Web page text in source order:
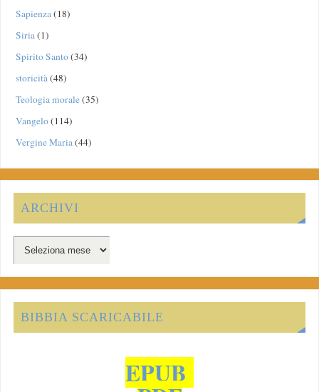
Sapienza(18)
Siria(1)
Spirito Santo(34)
storicità(48)
Teologia morale(35)
Vangelo(114)
Vergine Maria(44)
ARCHIVI
BIBBIA SCARICABILE
EPUB